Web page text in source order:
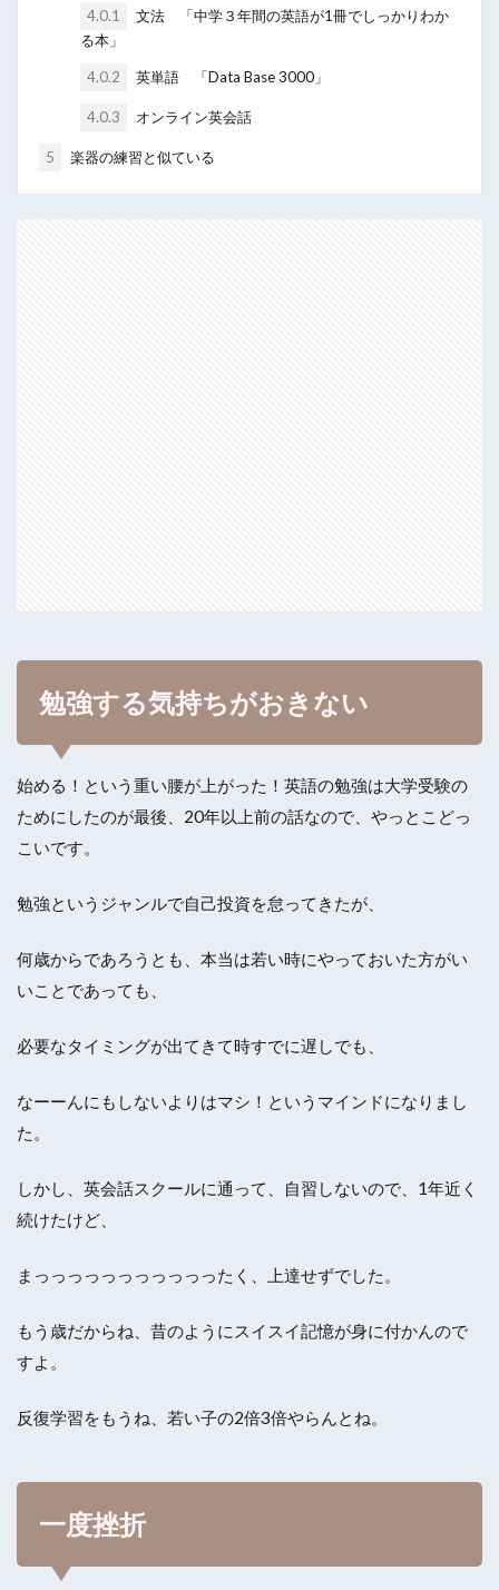
4.0.1
文法 「中学３年間の英語が1冊でしっかりわか
る本」
4.0.2 英単語 「Data Base 3000」
4.0.3 オンライン英会話
5 楽器の練習と似ている
勉強する気持ちがおきない
始める！という重い腰が上がった！英語の勉強は大学受験の
ためにしたのが最後、20年以上前の話なので、やっとこどっ
こいです。
勉強というジャンルで自己投資を怠ってきたが、
何歳からであろうとも、本当は若い時にやっておいた方がい
いことであっても、
必要なタイミングが出てきて時すでに遅しでも、
なーーんにもしないよりはマシ！というマインドになりまし
た。
しかし、英会話スクールに通って、自習しないので、1年近く
続けたけど、
まっっっっっっっっっっったく、上達せずでした。
もう歳だからね、昔のようにスイスイ記憶が身に付かんので
すよ。
反復学習をもうね、若い子の2倍3倍やらんとね。
一度挫折